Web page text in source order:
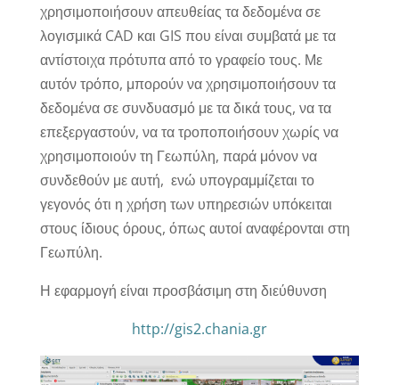
χρησιμοποιήσουν απευθείας τα δεδομένα σε
λογισμικά CAD και GIS που είναι συμβατά με τα
αντίστοιχα πρότυπα από το γραφείο τους. Με
αυτόν τρόπο, μπορούν να χρησιμοποιήσουν τα
δεδομένα σε συνδυασμό με τα δικά τους, να τα
επεξεργαστούν, να τα τροποποιήσουν χωρίς να
χρησιμοποιούν τη Γεωπύλη, παρά μόνον να
συνδεθούν με αυτή, ενώ υπογραμμίζεται το
γεγονός ότι η χρήση των υπηρεσιών υπόκειται
στους ίδιους όρους, όπως αυτοί αναφέρονται στη
Γεωπύλη.
Η εφαρμογή είναι προσβάσιμη στη διεύθυνση
http://gis2.chania.gr